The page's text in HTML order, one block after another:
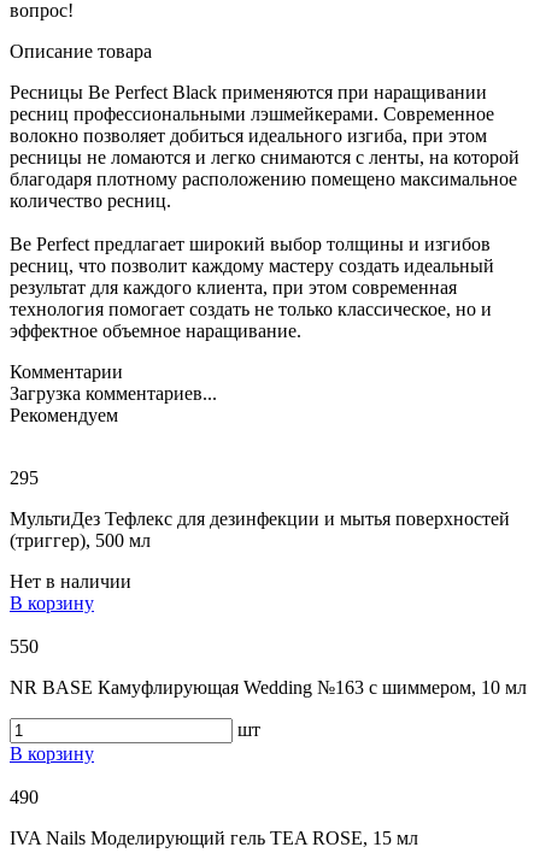
вопрос!
Описание товара
Ресницы Be Perfect Black применяются при наращивании
ресниц профессиональными лэшмейкерами. Современное
волокно позволяет добиться идеального изгиба, при этом
ресницы не ломаются и легко снимаются с ленты, на которой
благодаря плотному расположению помещено максимальное
количество ресниц.
Be Perfect предлагает широкий выбор толщины и изгибов
ресниц, что позволит каждому мастеру создать идеальный
результат для каждого клиента, при этом современная
технология помогает создать не только классическое, но и
эффектное объемное наращивание.
Комментарии
Загрузка комментариев...
Рекомендуем
295
МультиДез Тефлекс для дезинфекции и мытья поверхностей
(триггер), 500 мл
Нет в наличии
В корзину
550
NR BASE Камуфлирующая Wedding №163 с шиммером, 10 мл
шт
В корзину
490
IVA Nails Моделирующий гель TEA ROSE, 15 мл